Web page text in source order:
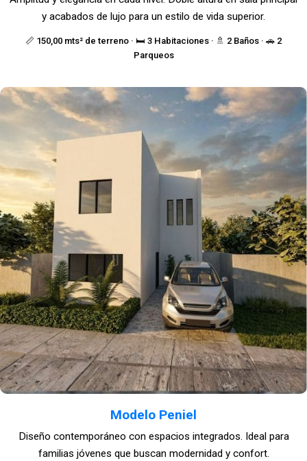
📏 150,00 mts² de terreno · 🛏️ 3 Habitaciones · 🚿 2 Baños · 🚗 2
Parqueos
y acabados de lujo para un estilo de vida superior.
Modelo Peniel
Diseño contemporáneo con espacios integrados. Ideal para
familias jóvenes que buscan modernidad y confort.